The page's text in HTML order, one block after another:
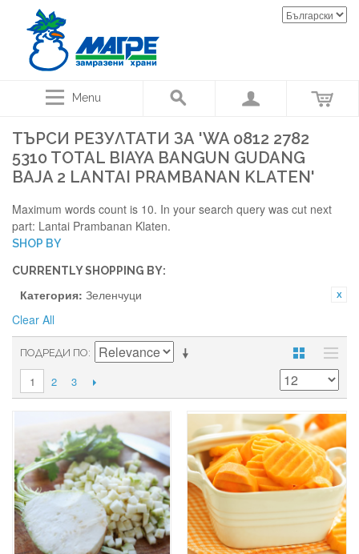
Menu
ТЪРСИ РЕЗУЛТАТИ ЗА 'WA 0812 2782
5310 TOTAL BIAYA BANGUN GUDANG
BAJA 2 LANTAI PRAMBANAN KLATEN'
Maximum words count is 10. In your search query was cut next
part: Lantai Prambanan Klaten.
SHOP BY
CURRENTLY SHOPPING BY:
Категория: Зеленчуци
Clear All
ПОДРЕДИ ПО
1 2 3